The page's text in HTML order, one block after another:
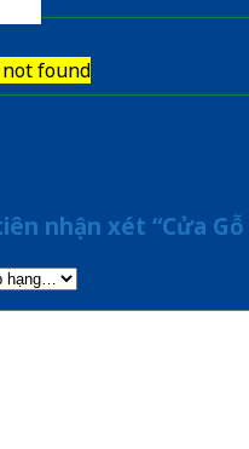
not found
nhận xét “Cửa Gỗ